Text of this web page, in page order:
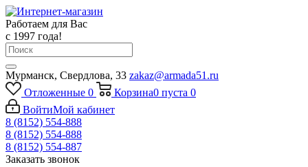
Работаем для Вас
с 1997 года!
Мурманск, Свердлова, 33 zakaz@armada51.ru
Отложенные 0 Корзина0 пуста 0
ВойтиМой кабинет
8 (8152) 554-888
8 (8152) 554-888
8 (8152) 554-887
Заказать звонок